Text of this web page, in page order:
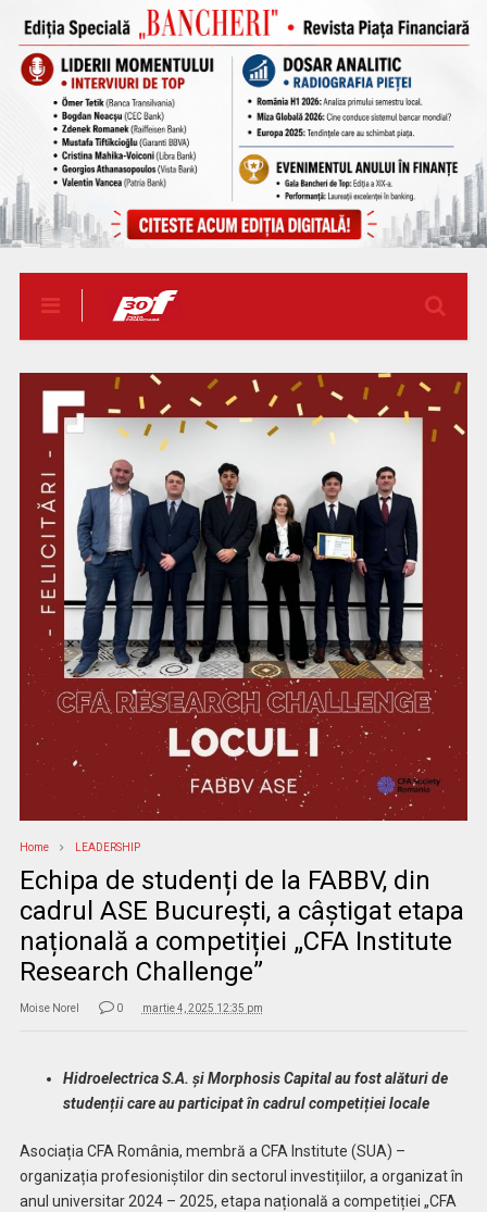
Home LEADERSHIP
Echipa de studenți de la FABBV, din
cadrul ASE București, a câștigat etapa
națională a competiției „CFA Institute
Research Challenge”
Moise Norel 0 martie 4, 2025 12:35 pm
Hidroelectrica S.A. și Morphosis Capital au fost alături de
studenții care au participat în cadrul competiției locale
Asociația CFA România, membră a CFA Institute (SUA) –
organizația profesioniștilor din sectorul investițiilor, a organizat în
anul universitar 2024 – 2025, etapa națională a competiției „CFA